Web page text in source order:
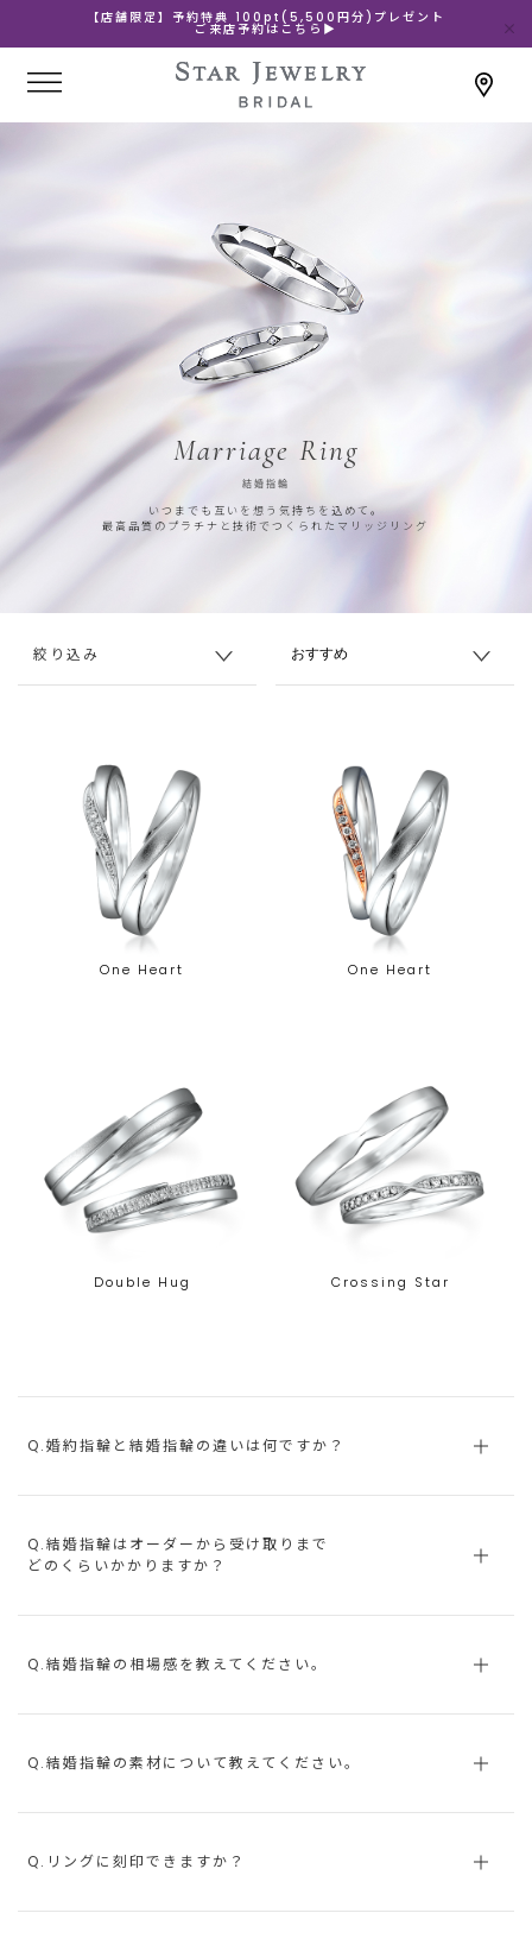
【店舗限定】予約特典 100pt(5,500円分)プレゼント
ご来店予約はこちら▶
Marriage Ring
結婚指輪
いつまでも互いを想う気持ちを込めて。
最高品質のプラチナと技術でつくられたマリッジリング
絞り込み
One Heart One Heart
Double Hug Crossing Star
Q.婚約指輪と結婚指輪の違いは何ですか？
Q.結婚指輪はオーダーから受け取りまで
どのくらいかかりますか？
Q.結婚指輪の相場感を教えてください。
Q.結婚指輪の素材について教えてください。
Q.リングに刻印できますか？